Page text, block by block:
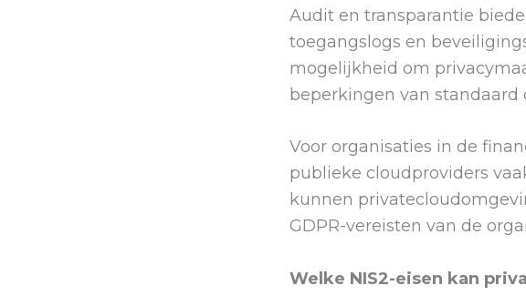
Audit en transparantie
toegangslogs en
mogelijkheid om
beperkingen van standaard
Voor organisaties in de
publieke cloudproviders
kunnen
GDPR-vereisten van de
Welke NIS2-eisen kan